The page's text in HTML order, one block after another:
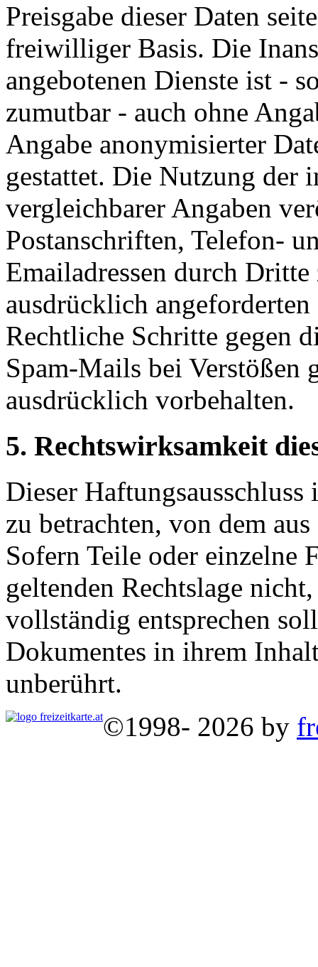
Preisgabe dieser Daten
freiwilliger Basis. Die
angebotenen Dienste ist -
zumutbar - auch ohne
Angabe anonymisierter
gestattet. Die Nutzung der
vergleichbarer Angaben
Postanschriften, Telefon-
Emailadressen durch
ausdrücklich
Rechtliche Schritte gegen
Spam-Mails bei Verstößen
ausdrücklich vorbehalten.
5. Rechtswirksamkeit
Dieser Haftungsausschluss
zu betrachten, von dem
Sofern Teile oder einzelne
geltenden Rechtslage
vollständig entsprechen
Dokumentes in ihrem
unberührt.
©1998- 2026 by